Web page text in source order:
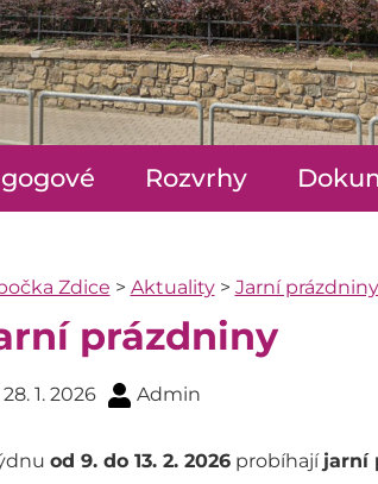
Rozvrhy
Zdice > Aktuality> Jarní prázdniny
prázdniny
28. 1. 2026 Admin
od 9. do 13. 2. 2026probíhají jarní